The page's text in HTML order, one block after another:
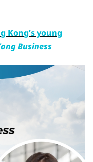
Kong’s young
Business